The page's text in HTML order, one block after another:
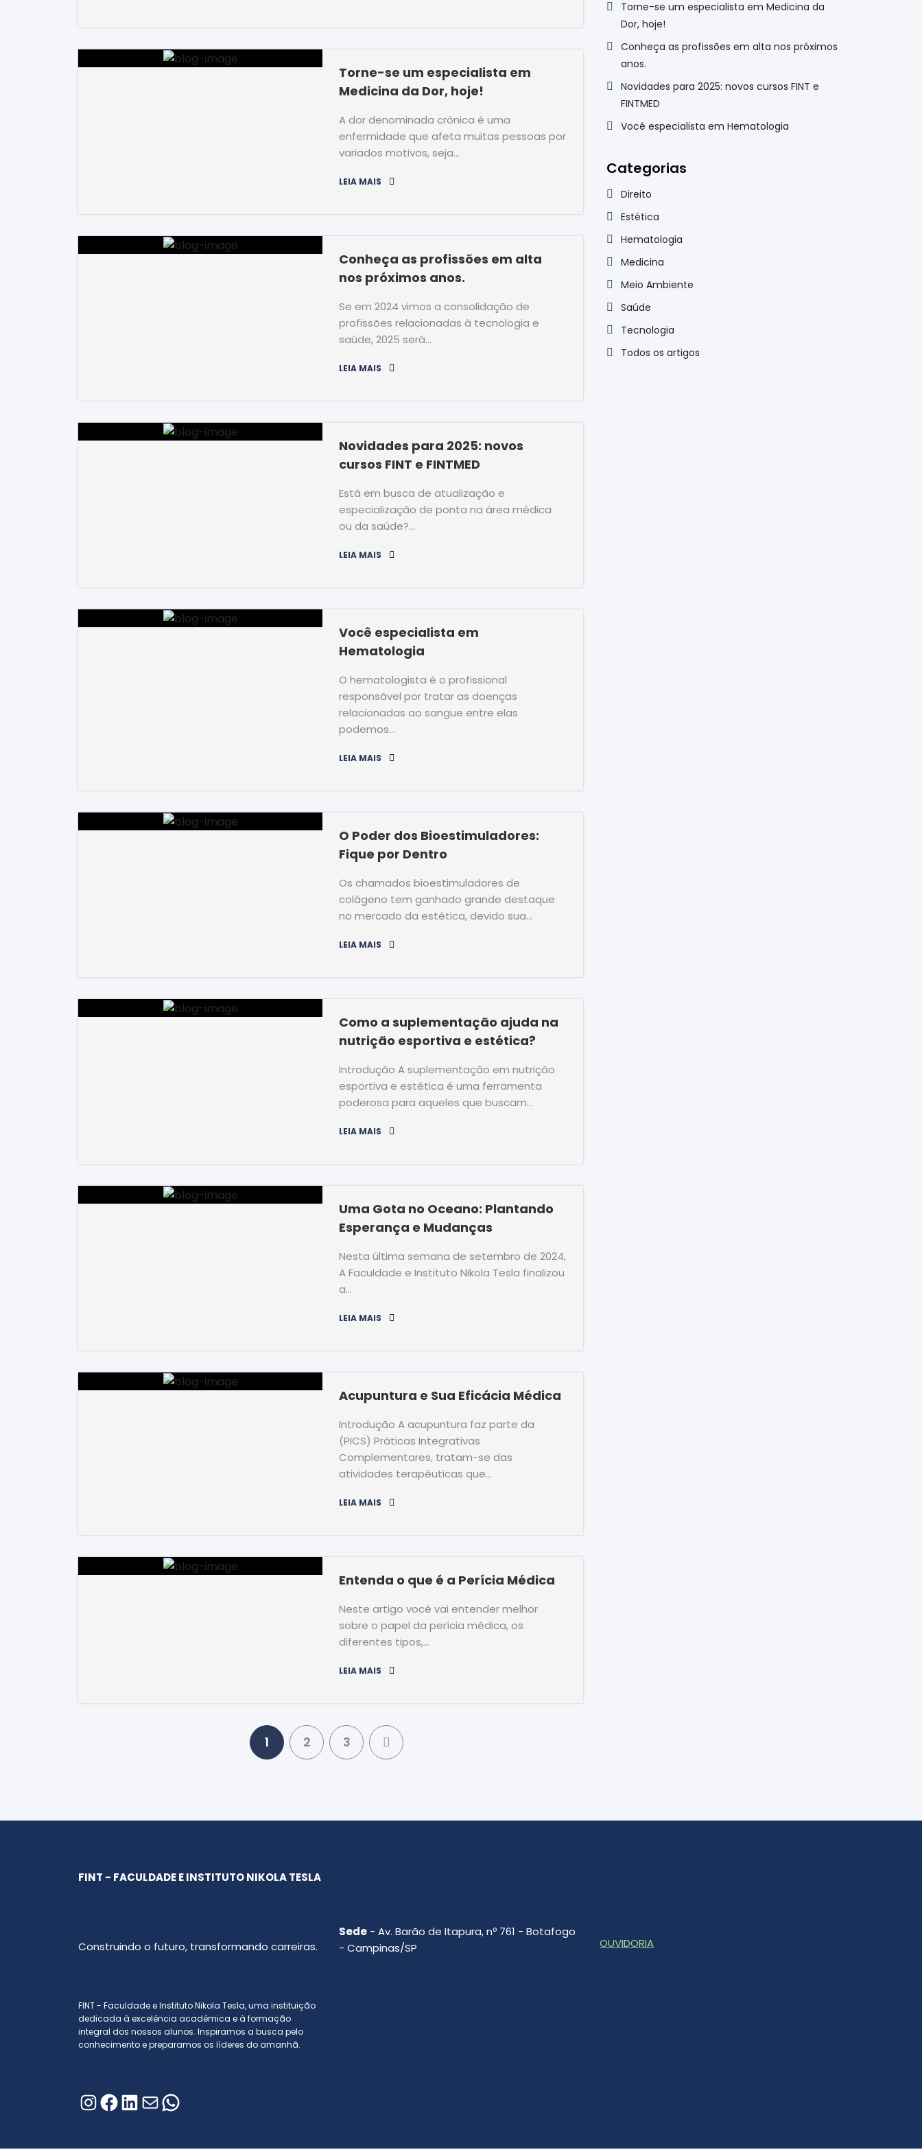
Torne-se um especialista em
Medicina da Dor, hoje!
A dor denominada crônica é uma
enfermidade que afeta muitas pessoas por
variados motivos, seja…
LEIA MAIS
Conheça as profissões em alta
nos próximos anos.
Se em 2024 vimos a consolidação de
profissões relacionadas à tecnologia e
saúde, 2025 será…
LEIA MAIS
Novidades para 2025: novos
cursos FINT e FINTMED
Está em busca de atualização e
especialização de ponta na área médica
ou da saúde?…
LEIA MAIS
Você especialista em
Hematologia
O hematologista é o profissional
responsável por tratar as doenças
relacionadas ao sangue entre elas
podemos…
LEIA MAIS
O Poder dos Bioestimuladores:
Fique por Dentro
Os chamados bioestimuladores de
colágeno tem ganhado grande destaque
no mercado da estética, devido sua…
LEIA MAIS
Como a suplementação ajuda na
nutrição esportiva e estética?
Introdução A suplementação em nutrição
esportiva e estética é uma ferramenta
poderosa para aqueles que buscam…
LEIA MAIS
Uma Gota no Oceano: Plantando
Esperança e Mudanças
Nesta última semana de setembro de 2024,
A Faculdade e Instituto Nikola Tesla finalizou
a…
LEIA MAIS
Acupuntura e Sua Eficácia Médica
Introdução A acupuntura faz parte da
(PICS) Práticas Integrativas
Complementares, tratam-se das
atividades terapêuticas que…
LEIA MAIS
Entenda o que é a Perícia Médica
Neste artigo você vai entender melhor
sobre o papel da perícia médica, os
diferentes tipos,…
LEIA MAIS
1 2 3
Torne-se um especialista em Medicina da
Dor, hoje!
Conheça as profissões em alta nos próximos
anos.
Novidades para 2025: novos cursos FINT e
FINTMED
Você especialista em Hematologia
Categorias
Direito
Estética
Hematologia
Medicina
Meio Ambiente
Saúde
Tecnologia
Todos os artigos
FINT - FACULDADE E INSTITUTO NIKOLA TESLA
Construindo o futuro, transformando carreiras.
FINT - Faculdade e Instituto Nikola Tesla, uma instituição
dedicada à excelência acadêmica e à formação
integral dos nossos alunos. Inspiramos a busca pelo
conhecimento e preparamos os líderes do amanhã.
Instagram
Facebook
LinkedIn
E-mailWhatsApp
Sede - Av. Barão de Itapura, nº 761 - Botafogo
- Campinas/SP
OUVIDORIA